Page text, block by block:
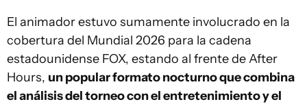
El animador estuvo sumamente involucrado en la
cobertura del Mundial 2026 para la cadena
estadounidense FOX, estando al frente de After
Hours, un popular formato nocturno que combina
el análisis del torneo con el entretenimiento y el